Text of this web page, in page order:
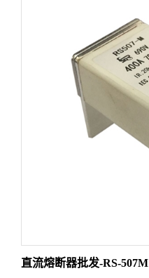
直流熔断器批发-RS-507M